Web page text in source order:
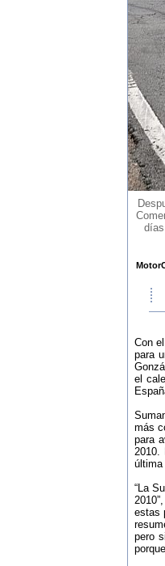
Con
para
el
más
para
2010.
última
“La
estas
pero